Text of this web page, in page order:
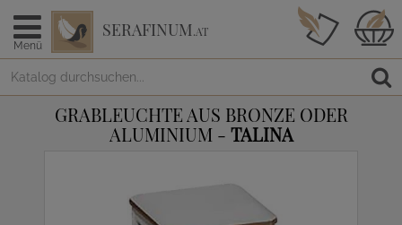
Menü
SERAFINUM.AT
GRABLEUCHTE AUS BRONZE ODER
ALUMINIUM - TALINA